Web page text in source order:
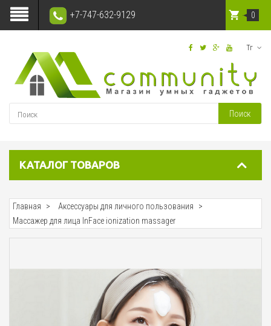
+7-747-632-9129
Тг
Поиск
0
КАТАЛОГ ТОВАРОВ
Главная
Аксессуары для личного пользования
Массажер для лица InFace ionization massager